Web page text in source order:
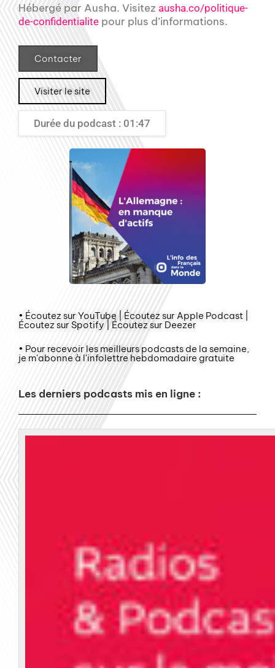
Hébergé par Ausha. Visitez ausha.co/politique-
de-confidentialite pour plus d’informations.
Contacter
Visiter le site
Durée du podcast : 01:47
• Écoutez sur YouTube | Écoutez sur Apple Podcast |
Écoutez sur Spotify | Écoutez sur Deezer
• Pour recevoir les meilleurs podcasts de la semaine,
je m'abonne à l'infolettre hebdomadaire gratuite
Les derniers podcasts mis en ligne :